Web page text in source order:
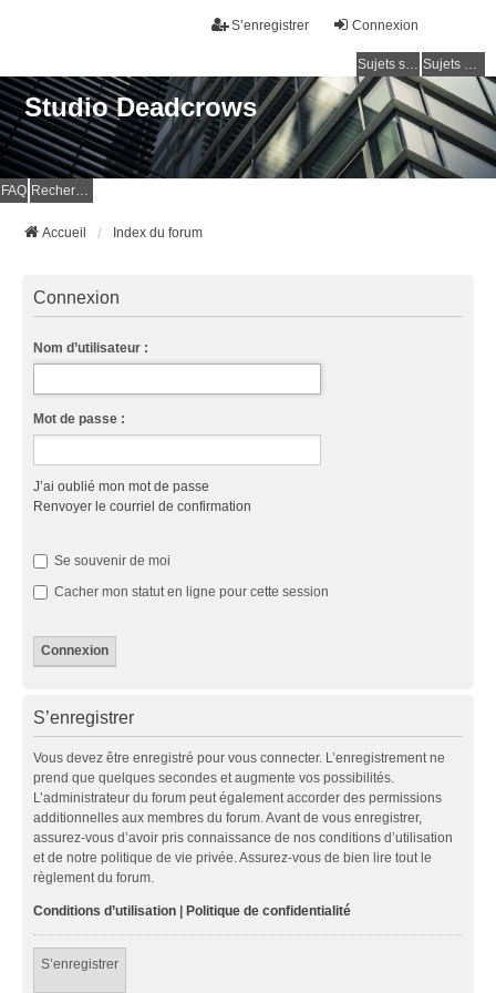
Connexion
S’enregistrer
Sujets sans réponse Sujets actifs
Studio Deadcrows
FAQ Rechercher
Accueil Index du forum
Connexion
Nom d’utilisateur :
Mot de passe :
J’ai oublié mon mot de passe
Renvoyer le courriel de confirmation
Se souvenir de moi
Cacher mon statut en ligne pour cette session
S’enregistrer
Vous devez être enregistré pour vous connecter. L’enregistrement ne
prend que quelques secondes et augmente vos possibilités.
L’administrateur du forum peut également accorder des permissions
additionnelles aux membres du forum. Avant de vous enregistrer,
assurez-vous d’avoir pris connaissance de nos conditions d’utilisation
et de notre politique de vie privée. Assurez-vous de bien lire tout le
règlement du forum.
Conditions d’utilisation | Politique de confidentialité
S’enregistrer